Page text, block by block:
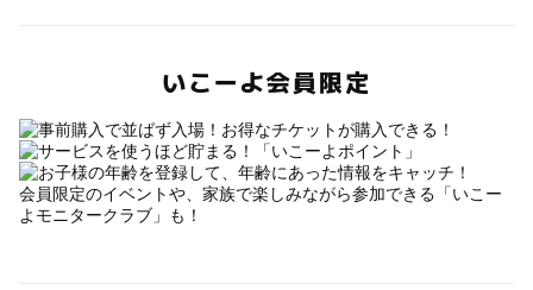
いこーよ会員限定
会員限定のイベントや、家族で楽しみながら参加できる「いこー
よモニタークラブ」も！